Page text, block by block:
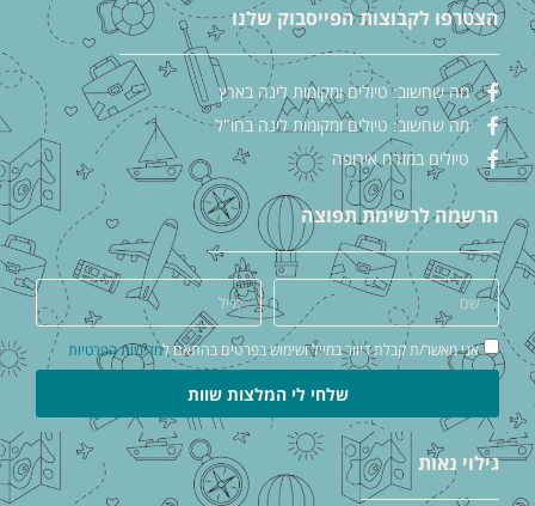
הצטרפו לקבוצות הפייסבוק שלנו
מה שחשוב: טיולים ומקומות לינה בארץ
מה שחשוב: טיולים ומקומות לינה בחו"ל
טיולים במזרח אירופה
הרשמה לרשימת תפוצה
אני מאשר/ת קבלת דיוור במייל ושימוש בפרטים בהתאם למדיניות הפרטיות
שלחי לי המלצות שוות
גילוי נאות